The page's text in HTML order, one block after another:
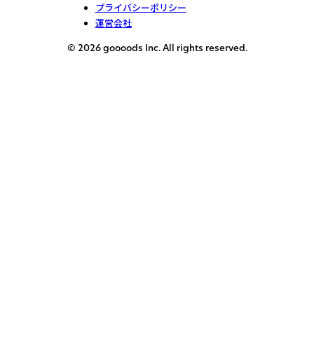
プライバシーポリシー
運営会社
© 2026 goooods Inc. All rights reserved.